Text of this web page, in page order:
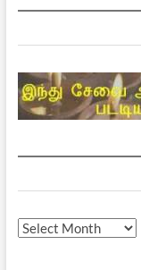
முந்தைய